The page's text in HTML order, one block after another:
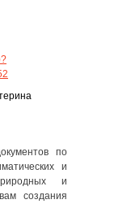
по
и
и
создания